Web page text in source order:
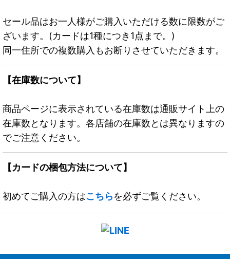
セール品はお一人様がご購入いただける数に限数がご
ざいます。(カードは1種につき1点まで。)
同一住所での複数購入もお断りさせていただきます。
【在庫数について】
商品ページに表示されている在庫数は通販サイト上の
在庫数となります。各店舗の在庫数とは異なりますの
でご注意ください。
【カードの梱包方法について】
初めてご購入の方はこちらを必ずご覧ください。